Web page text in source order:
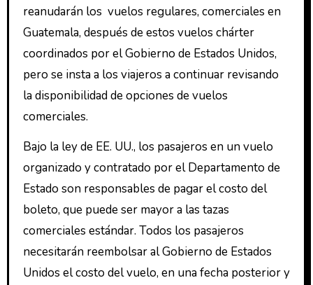
reanudarán los vuelos regulares, comerciales en
Guatemala, después de estos vuelos chárter
coordinados por el Gobierno de Estados Unidos,
pero se insta a los viajeros a continuar revisando
la disponibilidad de opciones de vuelos
comerciales.
Bajo la ley de EE. UU., los pasajeros en un vuelo
organizado y contratado por el Departamento de
Estado son responsables de pagar el costo del
boleto, que puede ser mayor a las tazas
comerciales estándar. Todos los pasajeros
necesitarán reembolsar al Gobierno de Estados
Unidos el costo del vuelo, en una fecha posterior y